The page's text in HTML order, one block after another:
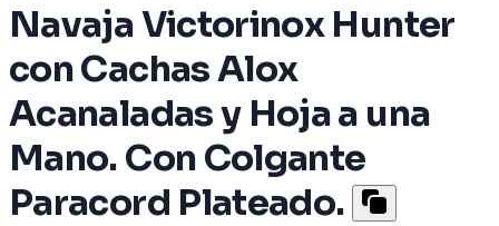
Navaja Victorinox Hunter
con Cachas Alox
Acanaladas y Hoja a una
Mano. Con Colgante
Paracord Plateado.